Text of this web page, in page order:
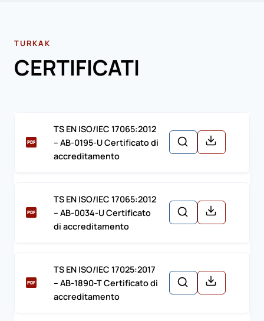
TURKAK
CERTIFICATI
TS EN ISO/IEC 17065:2012
– AB-0195-U Certificato di
accreditamento
TS EN ISO/IEC 17065:2012
– AB-0034-U Certificato
di accreditamento
TS EN ISO/IEC 17025:2017
– AB-1890-T Certificato di
accreditamento